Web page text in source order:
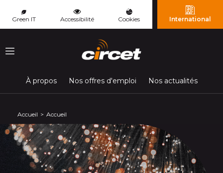
Green IT Accessibilité Cookies International
Menu
À propos Nos offres d'emploi Nos actualités
Accueil Accueil